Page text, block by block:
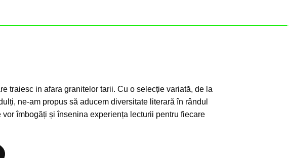
traiesc in afara granitelor tarii. Cu o selecție variată, de la
ne-am propus să aducem diversitate literară în rândul
îmbogăți și însenina experiența lecturii pentru fiecare